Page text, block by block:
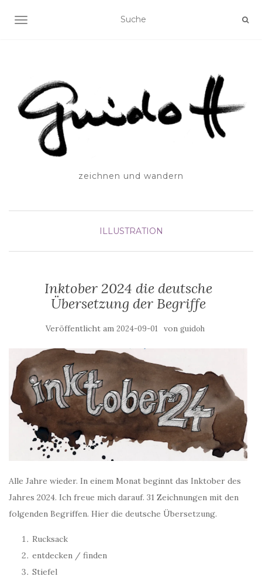
SCHALTE NAVIGATION
zeichnen und wandern
ILLUSTRATION
Inktober 2024 die deutsche
Übersetzung der Begriffe
Veröffentlicht am 2024-09-01 von guidoh
Alle Jahre wieder. In einem Monat beginnt das Inktober des
Jahres 2024. Ich freue mich darauf. 31 Zeichnungen mit den
folgenden Begriffen. Hier die deutsche Übersetzung.
Rucksack
entdecken / finden
Stiefel